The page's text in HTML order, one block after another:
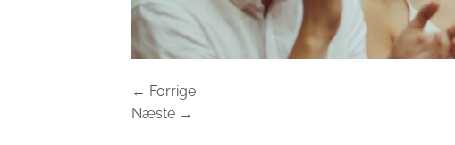
← Forrige
Næste →